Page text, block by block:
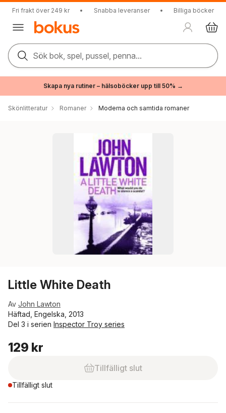
Fri frakt över 249 kr • Snabba leveranser • Billiga böcker
Sök bok, spel, pussel, penna...
Skapa nya rutiner – hälsoböcker upp till 50% →
Skönlitteratur Romaner Moderna och samtida romaner
Little White Death
Av John Lawton
Häftad, Engelska, 2013
Del 3 i serien Inspector Troy series
129 kr
Tillfälligt slut
Tillfälligt slut